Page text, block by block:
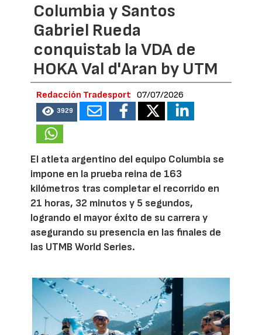
Columbia y Santos
Gabriel Rueda
conquistab la VDA de
HOKA Val d'Aran by UTM
Redacción Tradesport 07/07/2026
3929
El atleta argentino del equipo Columbia se
impone en la prueba reina de 163
kilómetros tras completar el recorrido en
21 horas, 32 minutos y 5 segundos,
logrando el mayor éxito de su carrera y
asegurando su presencia en las finales de
las UTMB World Series.